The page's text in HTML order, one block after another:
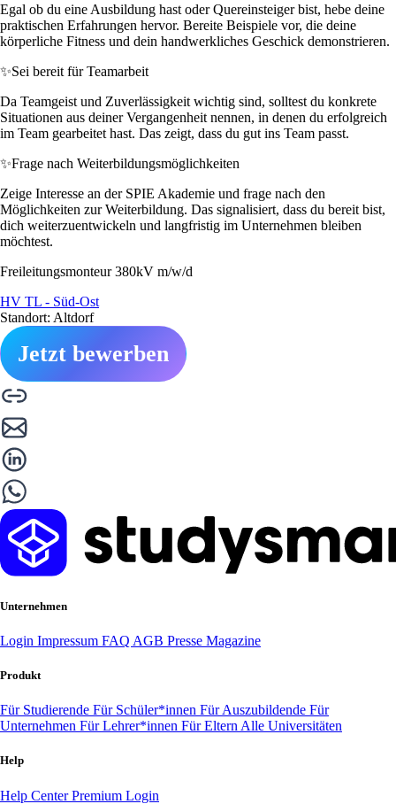
Egal ob du eine Ausbildung hast oder Quereinsteiger bist, hebe deine
praktischen Erfahrungen hervor. Bereite Beispiele vor, die deine
körperliche Fitness und dein handwerkliches Geschick demonstrieren.
✨Sei bereit für Teamarbeit
Da Teamgeist und Zuverlässigkeit wichtig sind, solltest du konkrete
Situationen aus deiner Vergangenheit nennen, in denen du erfolgreich
im Team gearbeitet hast. Das zeigt, dass du gut ins Team passt.
✨Frage nach Weiterbildungsmöglichkeiten
Zeige Interesse an der SPIE Akademie und frage nach den
Möglichkeiten zur Weiterbildung. Das signalisiert, dass du bereit bist,
dich weiterzuentwickeln und langfristig im Unternehmen bleiben
möchtest.
Freileitungsmonteur 380kV m/w/d
HV TL - Süd-Ost
Standort: Altdorf
Jetzt bewerben
Unternehmen
Login Impressum FAQ AGB Presse Magazine
Produkt
Für Studierende Für Schüler*innen Für Auszubildende Für
Unternehmen Für Lehrer*innen Für Eltern Alle Universitäten
Help
Help CenterPremium Login